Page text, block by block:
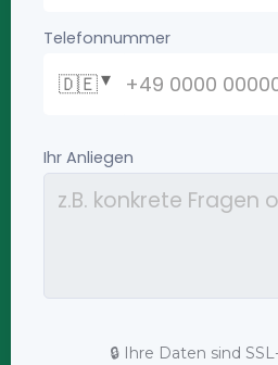
🔒 Ihre Daten sind